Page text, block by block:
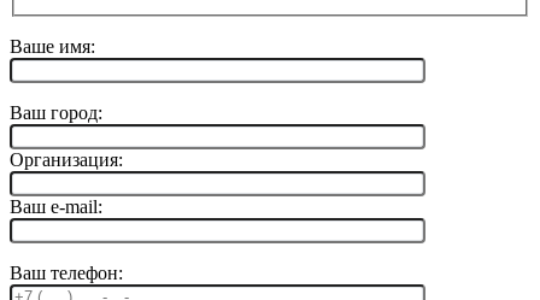
Ваше имя:
Ваш город:
Организация:
Ваш e-mail:
Ваш телефон: